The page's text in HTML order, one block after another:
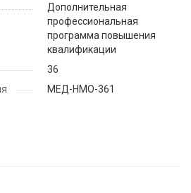
Дополнительная
профессиональная
программа повышения
квалификации
36
МЕД-НМО-361